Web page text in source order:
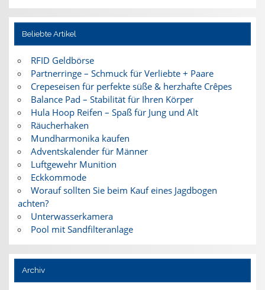
Beliebte Artikel
RFID Geldbörse
Partnerringe – Schmuck für Verliebte + Paare
Crepeseisen für perfekte süße & herzhafte Crêpes
Balance Pad – Stabilität für Ihren Körper
Hula Hoop Reifen – Spaß für Jung und Alt
Räucherhaken
Mundharmonika kaufen
Adventskalender für Männer
Luftgewehr Munition
Eckkommode
Worauf sollten Sie beim Kauf eines Jagdbogen
achten?
Unterwasserkamera
Pool mit Sandfilteranlage
Archiv